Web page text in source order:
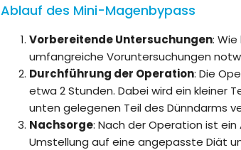
Ablauf des Mini-Magenbypass
Vorbereitende Untersuchungen:
umfangreiche Voruntersuchungen
Durchführung der Operation: Die
etwa 2 Stunden. Dabei wird ein kleiner
unten gelegenen Teil des Dünndarms
Nachsorge: Nach der Operation ist
Umstellung auf eine angepasste Diät